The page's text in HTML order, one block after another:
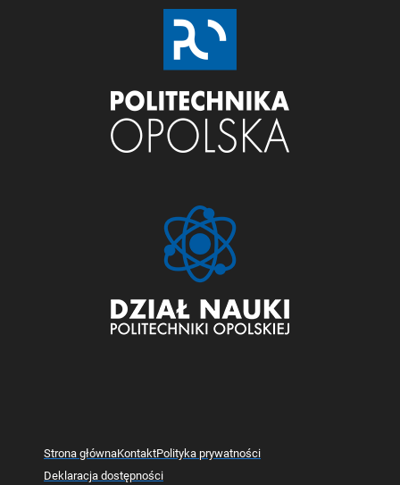
Strona głównaKontaktPolityka prywatności
Deklaracja dostępności